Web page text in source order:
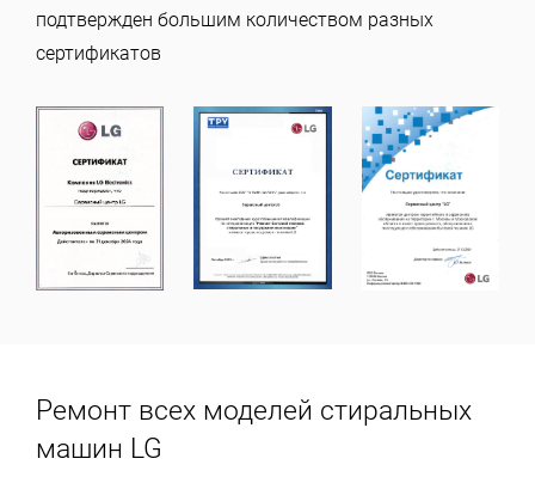
подтвержден большим количеством разных
сертификатов
Ремонт всех моделей стиральных
машин LG